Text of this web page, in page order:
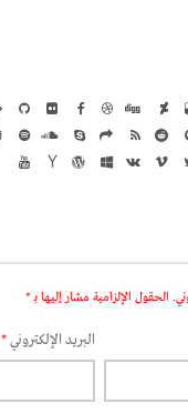
الحقول الإلزامية مشار إليها بـ *
البريد الإلكتروني*